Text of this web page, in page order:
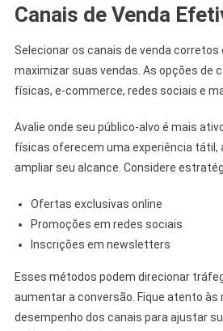
Canais de Venda
Selecionar os canais de venda
maximizar suas vendas. As opções de
físicas, e-commerce, redes sociais e
Avalie onde seu público-alvo é mais
físicas oferecem uma experiência tátil,
ampliar seu alcance. Considere
Ofertas exclusivas online
Promoções em redes sociais
Inscrições em newsletters
Esses métodos podem direcionar
aumentar a conversão. Fique atento às
desempenho dos canais para ajustar